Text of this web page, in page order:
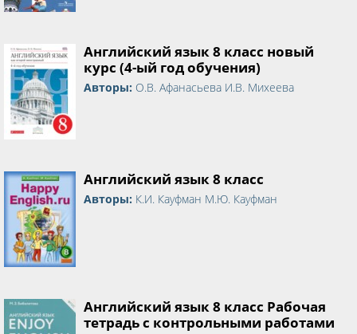
Английский язык 8 класс новый
курс (4-ый год обучения)
Авторы: О.В. Афанасьева И.В. Михеева
Английский язык 8 класс
Авторы: К.И. Кауфман М.Ю. Кауфман
Английский язык 8 класс Рабочая
тетрадь с контрольными работами